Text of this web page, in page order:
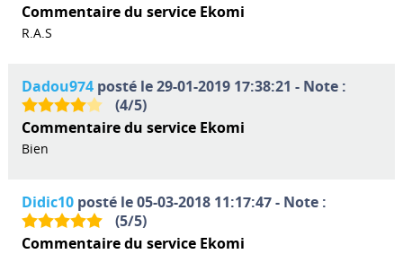
Commentaire du service Ekomi
R.A.S
Dadou974posté le 29-01-2019 17:38:21 - Note :
(4/5)
Commentaire du service Ekomi
Bien
Didic10posté le 05-03-2018 11:17:47 - Note :
(5/5)
Commentaire du service Ekomi